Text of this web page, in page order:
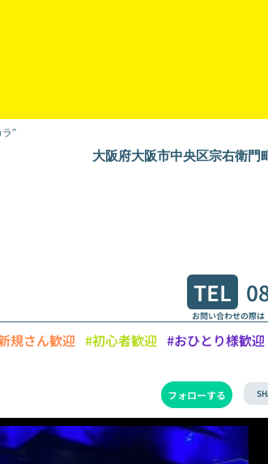
”
大阪府大阪市中央区宗右衛門
TEL
お問い合わせの際
規さん歓迎 #初心者歓迎 #おひとり様歓迎
フォローする